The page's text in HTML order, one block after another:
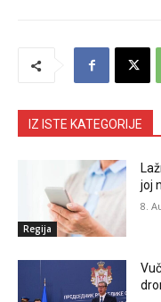
IZ ISTE KATEGORIJE
Regija
joj
8.